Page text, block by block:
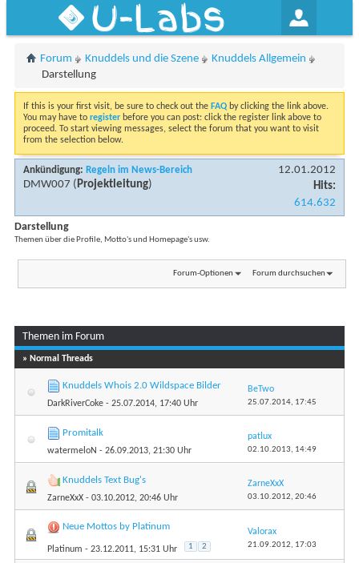
U-Labs
Forum Knuddels und die Szene
Knuddels Allgemein
Darstellung
If this is your first visit, be sure to check out the FAQ by clicking the link above.
You may have to register before you can post: click the register link above to
proceed. To start viewing messages, select the forum that you want to visit
from the selection below.
Ankündigung: Regeln im News-Bereich
DMW007 (Projektleitung)
12.01.2012
Hits:
614.632
Darstellung
Themen über die Profile, Motto's und Homepage's usw.
Forum-Optionen Forum durchsuchen
Themen im Forum
» Normal Threads
Knuddels Whois 2.0 Wildspace Bilder
DarkRiverCoke - 25.07.2014, 17:40 Uhr
BeTwo
25.07.2014, 17:45
Promitalk
watermeloN - 26.09.2013, 21:30 Uhr
patlux
02.10.2013, 14:49
Knuddels Text Bug's
ZarneXxX - 03.10.2012, 20:46 Uhr
ZarneXxX
03.10.2012, 20:46
Neue Mottos by Platinum
Platinum - 23.12.2011, 15:31 Uhr 1 2
Valorax
21.09.2012, 17:03